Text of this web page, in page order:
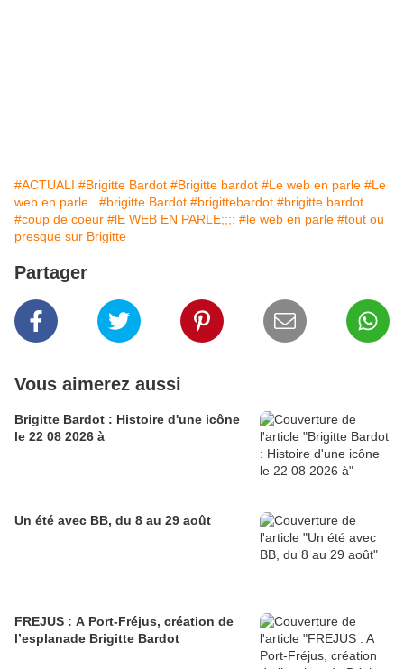
#ACTUALI #Brigitte Bardot #Brigitte bardot #Le web en parle #Le
web en parle..
#brigitte Bardot #brigittebardot #brigitte bardot
#coup de coeur #lE WEB EN PARLE;;;; #le web en parle #tout ou
presque sur Brigitte
Partager
Vous aimerez aussi
Brigitte Bardot : Histoire d'une icône
le 22 08 2026 à
Un été avec BB, du 8 au 29 août
FREJUS : A Port-Fréjus, création de
l’esplanade Brigitte Bardot